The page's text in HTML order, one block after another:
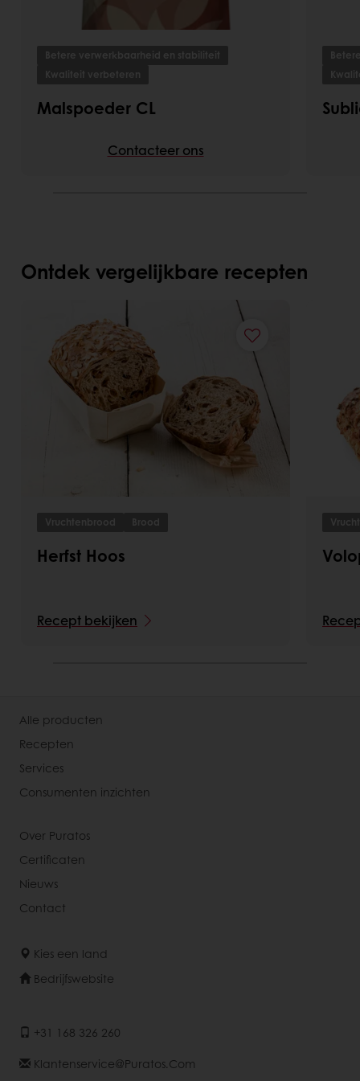
Betere verwerkbaarheid en stabiliteit
Kwaliteit verbeteren
Malspoeder CL
Contacteer ons
Ontdek vergelijkbare recepten
Vruchtenbrood Brood
Herfst Hoos
Recept bekijken
Alle producten
Recepten
Services
Consumenten inzichten
Over Puratos
Certificaten
Nieuws
Contact
Kies een land
Bedrijfswebsite
+31 168 326 260
Klantenservice@puratos.com